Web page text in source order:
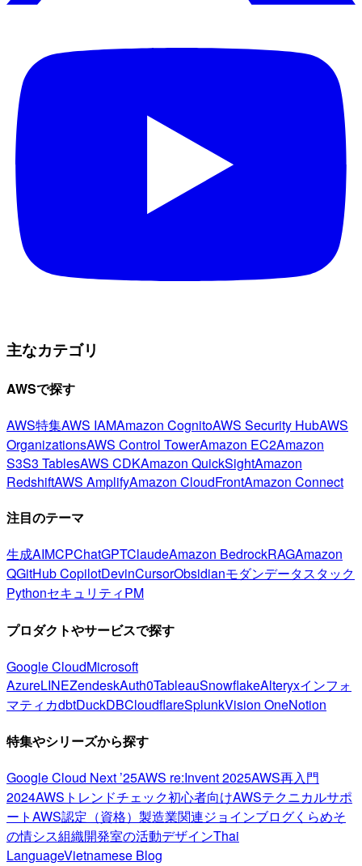
主なカテゴリ
AWSで探す
AWS特集AWS IAMAmazon CognitoAWS Security HubAWS
OrganizationsAWS Control TowerAmazon EC2Amazon
S3S3 TablesAWS CDKAmazon QuickSightAmazon
RedshiftAWS AmplifyAmazon CloudFrontAmazon Connect
注目のテーマ
生成AIMCPChatGPTClaudeAmazon BedrockRAGAmazon
QGitHub CopilotDevinCursorObsidianモダンデータスタック
PythonセキュリティPM
プロダクトやサービスで探す
Google CloudMicrosoft
AzureLINEZendeskAuth0TableauSnowflakeAlteryxインフォ
マティカdbtDuckDBCloudflareSplunkVision OneNotion
特集やシリーズから探す
Google Cloud Next ’25AWS re:Invent 2025AWS再入門
2024AWSトレンドチェック初心者向けAWSテクニカルサポ
ートAWS認定（資格） 製造業関連ジョインブログくらめそ
の情シス組織開発室の活動デザインThai
LanguageVietnamese Blog